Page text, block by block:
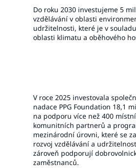
Do roku 2030 investujeme 5
vzdělávání v oblasti
udržitelnosti, které je v
oblasti klimatu a oběhového
V roce 2025 investovala
nadace PPG Foundation 18,1
na podporu více než 400
komunitních partnerů a
mezinárodní úrovni, které se
rozvoj vzdělávání a
zároveň podporují
zaměstnanců.